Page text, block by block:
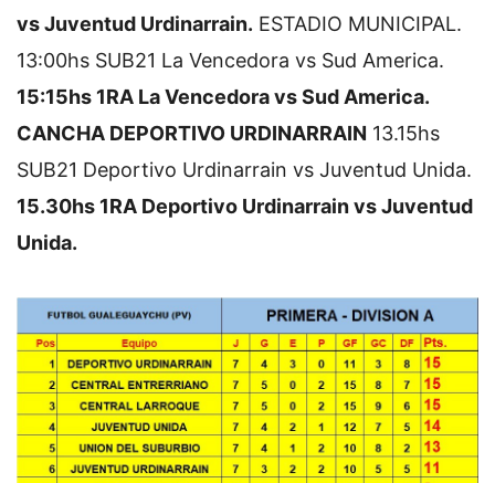
vs Juventud Urdinarrain. ESTADIO MUNICIPAL.
13:00hs SUB21 La Vencedora vs Sud America.
15:15hs 1RA La Vencedora vs Sud America.
CANCHA DEPORTIVO URDINARRAIN 13.15hs
SUB21 Deportivo Urdinarrain vs Juventud Unida.
15.30hs 1RA Deportivo Urdinarrain vs Juventud
Unida.